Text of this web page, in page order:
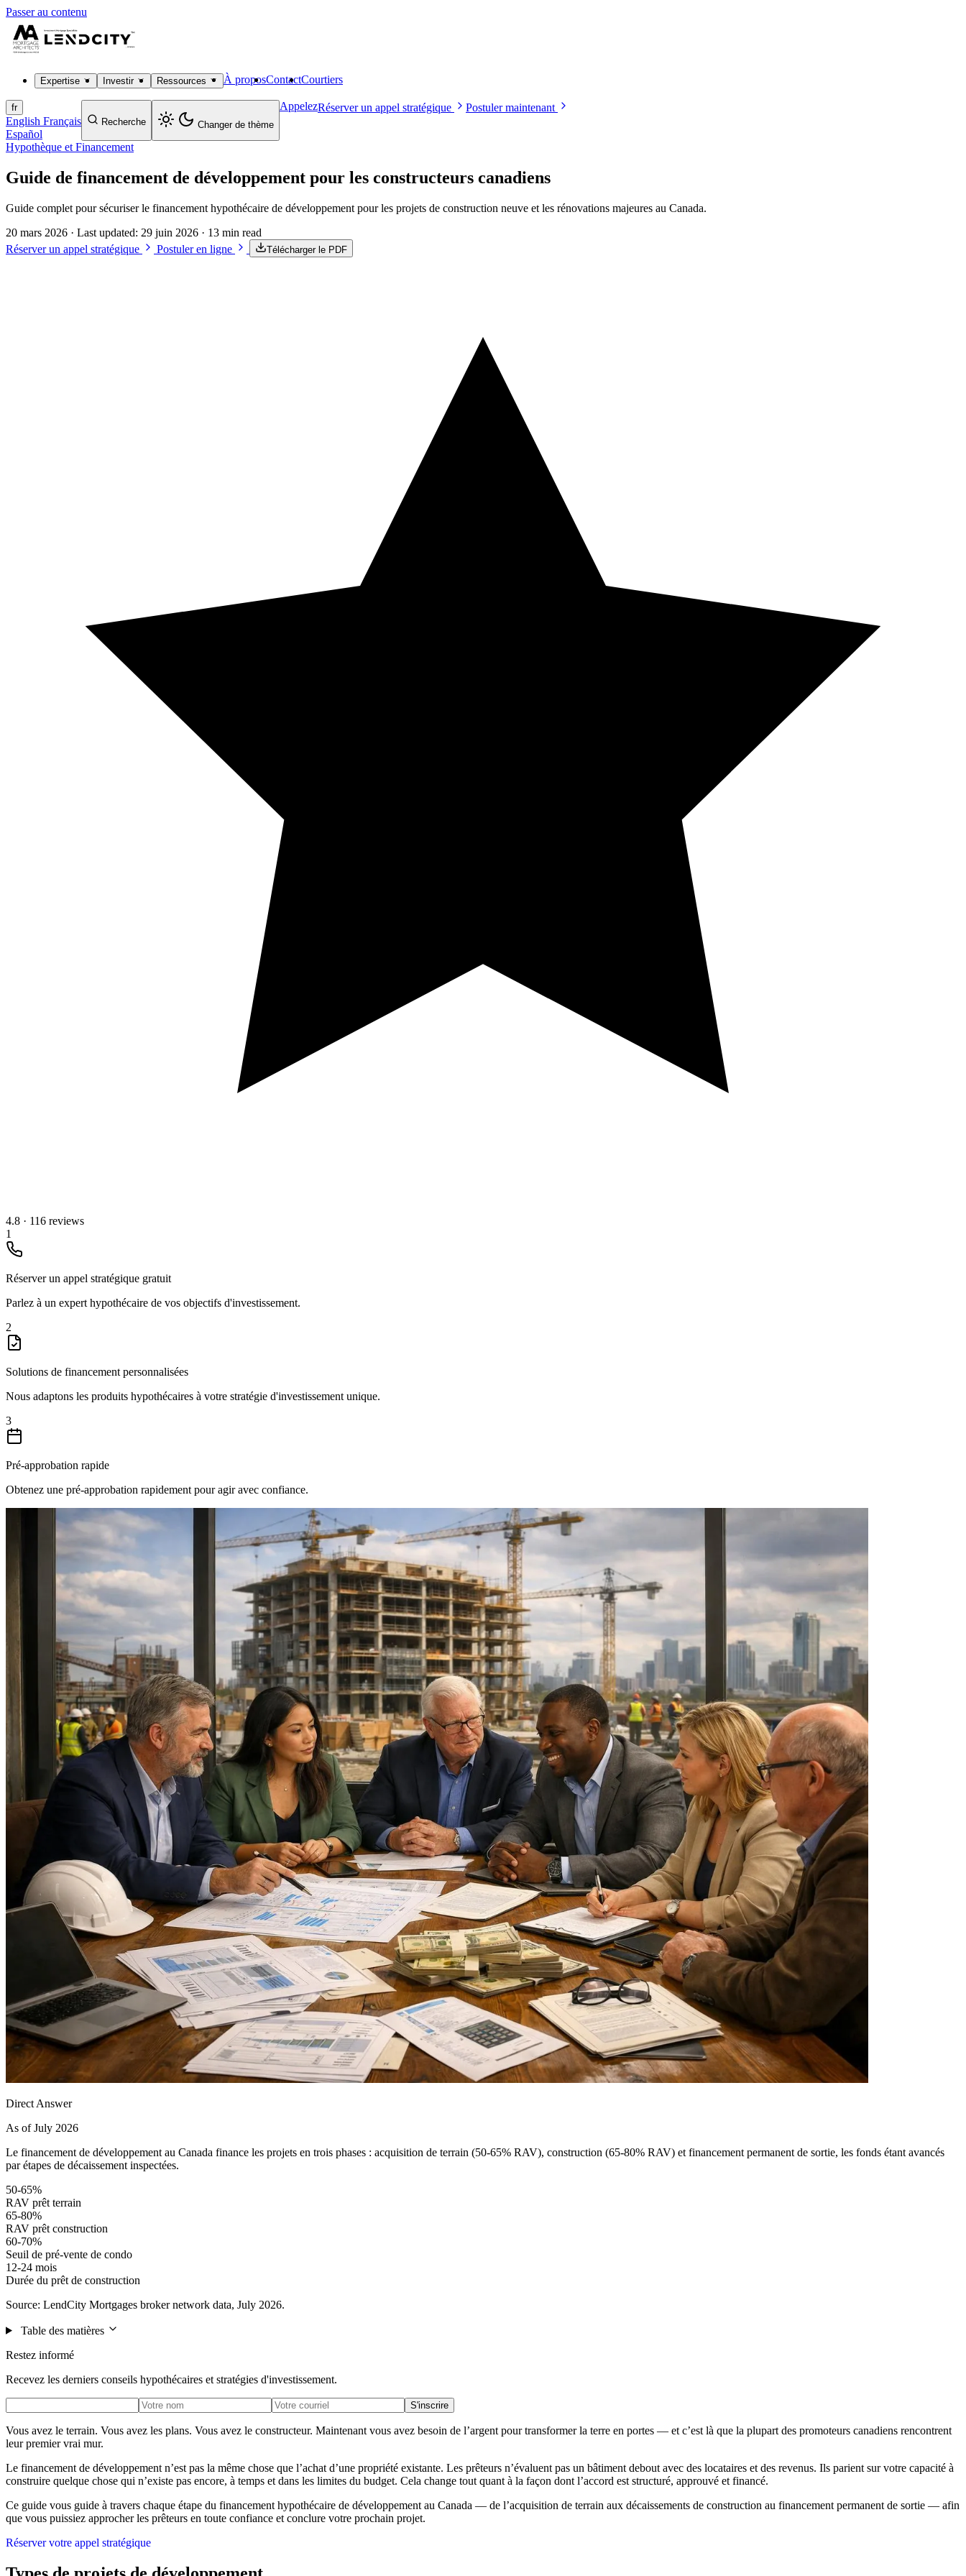
Passer au contenu
Expertise Investir Ressources À proposContactCourtiers
fr
English Français
Español
Recherche Changer de thème
AppelezRéserver un appel stratégique Postuler maintenant
Hypothèque et Financement
Guide de financement de développement pour les constructeurs canadiens
Guide complet pour sécuriser le financement hypothécaire de développement pour les projets de construction neuve et les rénovations majeures au Canada.
20 mars 2026 · Last updated: 29 juin 2026 · 13 min read
Réserver un appel stratégique
Postuler en ligne Télécharger le PDF
4.8 · 116 reviews
1
Réserver un appel stratégique gratuit
Parlez à un expert hypothécaire de vos objectifs d'investissement.
2
Solutions de financement personnalisées
Nous adaptons les produits hypothécaires à votre stratégie d'investissement unique.
3
Pré-approbation rapide
Obtenez une pré-approbation rapidement pour agir avec confiance.
Direct Answer
As of July 2026
Le financement de développement au Canada finance les projets en trois phases : acquisition de terrain (50-65% RAV), construction (65-80% RAV) et financement permanent de sortie, les fonds étant avancés
par étapes de décaissement inspectées.
50-65%
RAV prêt terrain
65-80%
RAV prêt construction
60-70%
Seuil de pré-vente de condo
12-24 mois
Durée du prêt de construction
Source: LendCity Mortgages broker network data, July 2026.
Table des matières
Restez informé
Recevez les derniers conseils hypothécaires et stratégies d'investissement.
S'inscrire
Vous avez le terrain. Vous avez les plans. Vous avez le constructeur. Maintenant vous avez besoin de l’argent pour transformer la terre en portes — et c’est là que la plupart des promoteurs canadiens rencontrent
leur premier vrai mur.
Le financement de développement n’est pas la même chose que l’achat d’une propriété existante. Les prêteurs n’évaluent pas un bâtiment debout avec des locataires et des revenus. Ils parient sur votre capacité à
construire quelque chose qui n’existe pas encore, à temps et dans les limites du budget. Cela change tout quant à la façon dont l’accord est structuré, approuvé et financé.
Ce guide vous guide à travers chaque étape du financement hypothécaire de développement au Canada — de l’acquisition de terrain aux décaissements de construction au financement permanent de sortie — afin
que vous puissiez approcher les prêteurs en toute confiance et conclure votre prochain projet.
Réserver votre appel stratégique